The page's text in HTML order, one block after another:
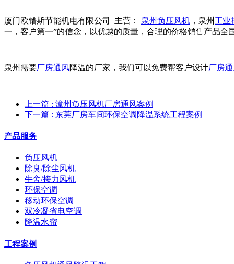
厦门欧镨斯节能机电有限公司 主营： 泉州负压风机 ，泉州 工业
一，客户第一”的信念，以优越的质量，合理的价格销售产品全
泉州需要厂房通风降温的厂家，我们可以免费帮客户设计厂房
上一篇 : 漳州负压风机厂房通风案例
下一篇 : 东莞厂房车间环保空调降温系统工程案例
产品服务
负压风机
除臭/除尘风机
牛舍/接力风机
环保空调
移动环保空调
双冷凝省电空调
降温水帘
工程案例